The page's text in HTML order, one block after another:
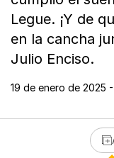
Legue. ¡Y de
en la cancha
Julio Enciso.
19 de enero de 2025